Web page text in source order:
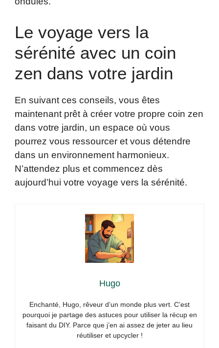
Le voyage vers la
sérénité avec un coin
zen dans votre jardin
En suivant ces conseils, vous êtes
maintenant prêt à créer votre propre coin zen
dans votre jardin, un espace où vous
pourrez vous ressourcer et vous détendre
dans un environnement harmonieux.
N’attendez plus et commencez dès
aujourd’hui votre voyage vers la sérénité.
Hugo
Enchanté, Hugo, rêveur d’un monde plus vert. C’est
pourquoi je partage des astuces pour utiliser la récup en
faisant du DIY. Parce que j’en ai assez de jeter au lieu
réutiliser et upcycler !